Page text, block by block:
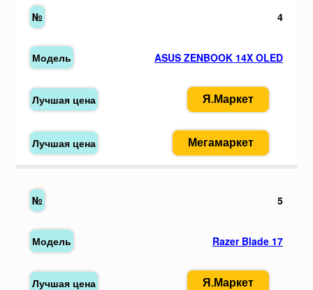
4
ASUS ZENBOOK 14X OLED
Я.Маркет
Мегамаркет
5
Razer Blade 17
Я.Маркет